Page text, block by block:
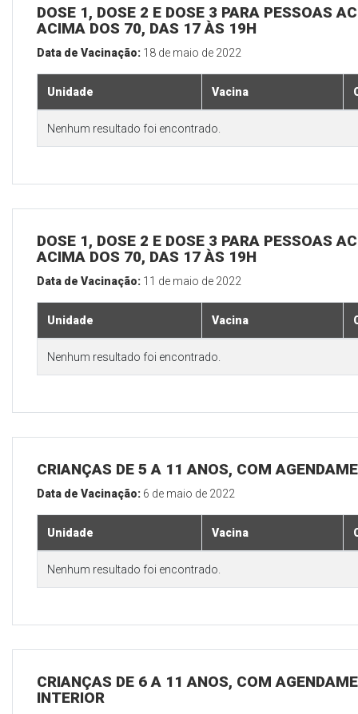
DOSE 1, DOSE 2 E DOSE 3 PARA PESSOAS
ACIMA DOS 70, DAS 17 ÀS 19H
Data de Vacinação: 18 de maio de 2022
Unidade Vacina
Nenhum resultado foi encontrado.
DOSE 1, DOSE 2 E DOSE 3 PARA PESSOAS
ACIMA DOS 70, DAS 17 ÀS 19H
Data de Vacinação: 11 de maio de 2022
Unidade Vacina
Nenhum resultado foi encontrado.
CRIANÇAS DE 5 A 11 ANOS, COM
Data de Vacinação: 6 de maio de 2022
Unidade Vacina
Nenhum resultado foi encontrado.
CRIANÇAS DE 6 A 11 ANOS, COM
INTERIOR